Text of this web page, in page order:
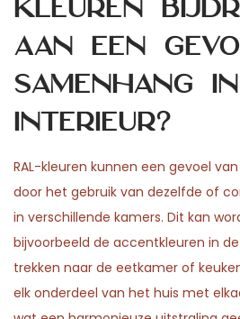
kleuren
aan een
samenhang
interieur?
RAL-kleuren kunnen een gevoel
door het gebruik van dezelfde of
in verschillende kamers. Dit kan
bijvoorbeeld de accentkleuren in
trekken naar de eetkamer of
elk onderdeel van het huis met